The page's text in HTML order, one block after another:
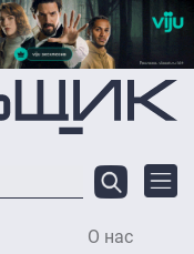
О нас